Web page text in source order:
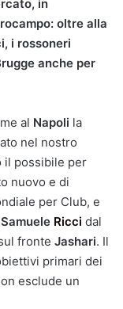
in
oltre alla
i rossoneri
anche per
al Napoli la
nel nostro
il possibile per
nuovo e di
per Club, e
Samuele Ricci dal
fronte Jashari. Il
primari dei
esclude un